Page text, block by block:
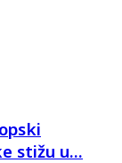
stižu u...